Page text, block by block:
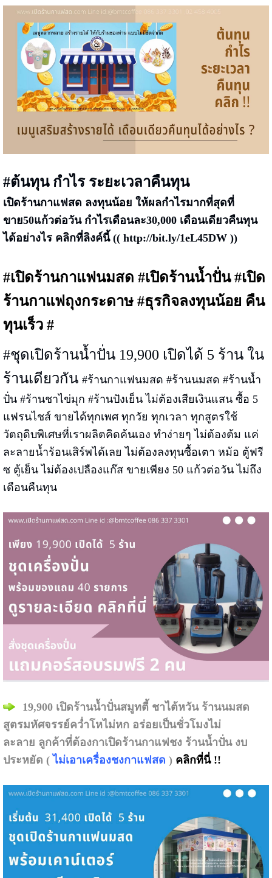
#ต้นทุน กำไร ระยะเวลาคืนทุน
เปิดร้านกาแฟสด ลงทุนน้อย ให้ผลกำไรมากที่สุดที่
ขาย50แก้วต่อวัน กำไรเดือนละ30,000 เดือนเดียวคืนทุน
ได้อย่างไร คลิกที่ลิงค์นี้ (( http://bit.ly/1eL45DW ))
#เปิดร้านกาแฟนมสด #เปิดร้านน้ำปั่น #เปิด
ร้านกาแฟถุงกระดาษ #ธุรกิจลงทุนน้อย คืน
ทุนเร็ว #
#ชุดเปิดร้านน้ำปั่น 19,900 เปิดได้ 5 ร้าน ใน
ร้านเดียวกัน #ร้านกาแฟนมสด #ร้านนมสด #ร้านน้ำ
ปั่น #ร้านชาไข่มุก #ร้านปังเย็น ไม่ต้องเสียเงินแสน ซื้อ 5
แฟรนไชส์ ขายได้ทุกเพศ ทุกวัย ทุกเวลา ทุกสูตรใช้
วัตถุดิบพิเศษที่เราผลิตคิดค้นเอง ทำง่ายๆ ไม่ต้องต้ม แค่
ละลายน้ำร้อนเสิร์พได้เลย ไม่ต้องลงทุนซื้อเตา หม้อ ตู้ฟรี
ซ ตู้เย็น ไม่ต้องเปลืองแก๊ส ขายเพียง 50 แก้วต่อวัน ไม่ถึง
เดือนคืนทุน
19,900 เปิดร้านน้ำปั่นสมูทตี้ ชาไต้หวัน ร้านนมสด
สูตรมหัศจรรย์คว่ำโหไม่หก อร่อยเป็นชั่วโมงไม่
ละลาย ลูกค้าที่ต้องกาเปิดร้านกาแฟชง ร้านน้ำปั่น งบ
ประหยัด (ไม่เอาเครื่องชงกาแฟสด ) คลิกที่นี่ !!